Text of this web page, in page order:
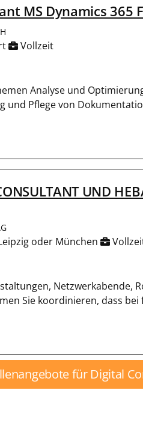
MS Dynamics 365
Vollzeit
Analyse und
und Pflege von
UND
oder München
Netzwerkabende,
Sie koordinieren, dass
für Digital